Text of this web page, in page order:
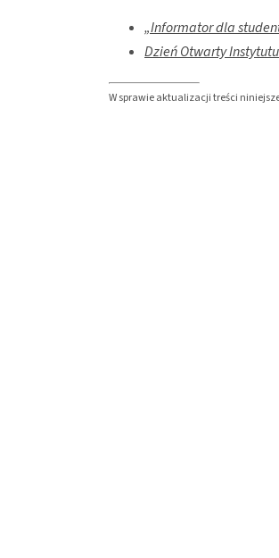
„Informator dla
Dzień Otwarty
W sprawie aktualizacji treści